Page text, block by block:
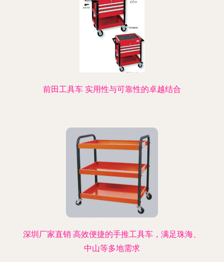
前田工具车 实用性与可靠性的卓越结合
深圳厂家直销 高效便捷的手推工具车，满足珠海、
中山等多地需求